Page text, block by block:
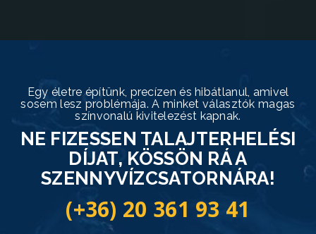
Egy életre építünk, precízen és hibátlanul, amivel
sosem lesz problémája. A minket választók magas
színvonalú kivitelezést kapnak.
NE FIZESSEN TALAJTERHELÉSI
DÍJAT, KÖSSÖN RÁ A
SZENNYVÍZCSATORNÁRA!
(+36) 20 361 93 41